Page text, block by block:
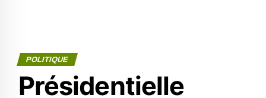
POLITIQUE
Présidentielle